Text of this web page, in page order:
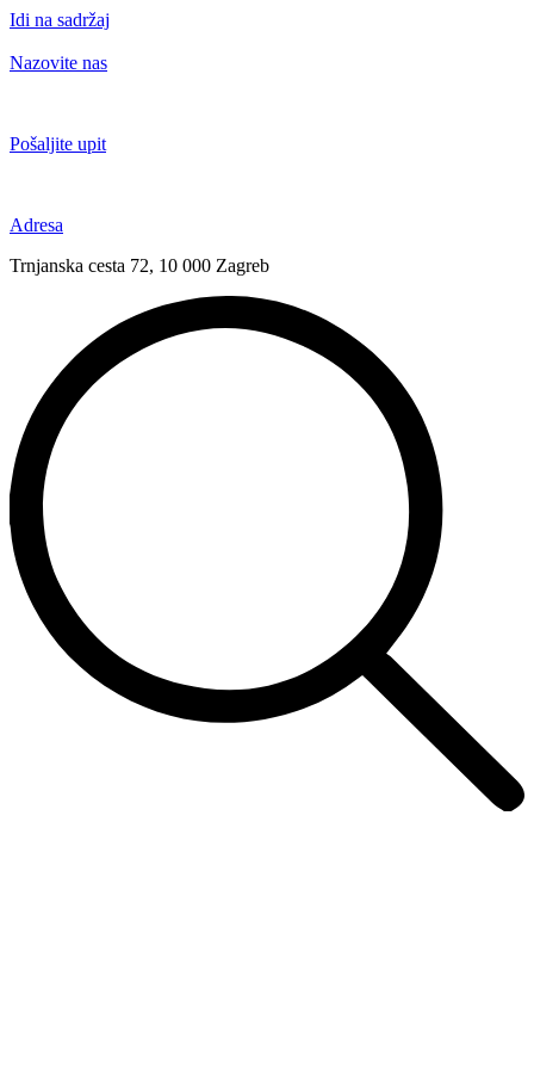
Idi na sadržaj
Nazovite nas
Pošaljite upit
Adresa
Trnjanska cesta 72, 10 000 Zagreb